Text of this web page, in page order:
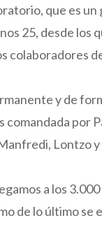
que es
25, desde
colaboradores
y de
por
Lontzo
a los
de lo último